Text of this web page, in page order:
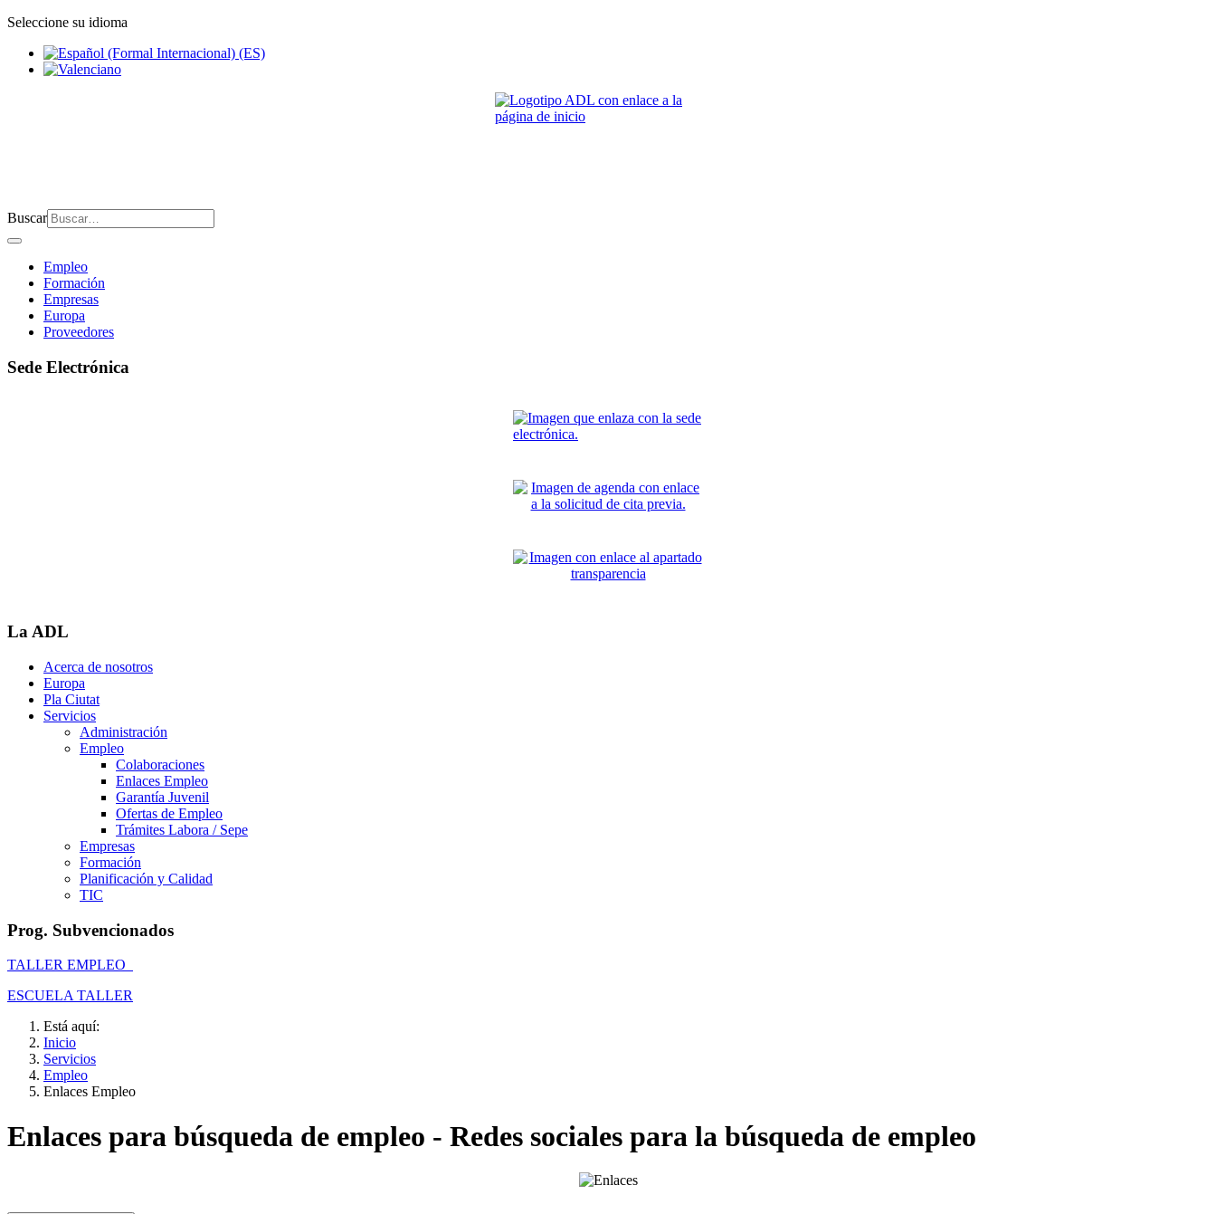
Seleccione su idioma
Buscar
Empleo
Formación
Empresas
Europa
Proveedores
Sede Electrónica
La ADL
Acerca de nosotros
Europa
Pla Ciutat
Servicios
Administración
Empleo
Colaboraciones
Enlaces Empleo
Garantía Juvenil
Ofertas de Empleo
Trámites Labora / Sepe
Empresas
Formación
Planificación y Calidad
TIC
Prog. Subvencionados
TALLER EMPLEO
ESCUELA TALLER
Está aquí:
Inicio
Servicios
Empleo
Enlaces Empleo
Enlaces para búsqueda de empleo - Redes sociales para la búsqueda de empleo